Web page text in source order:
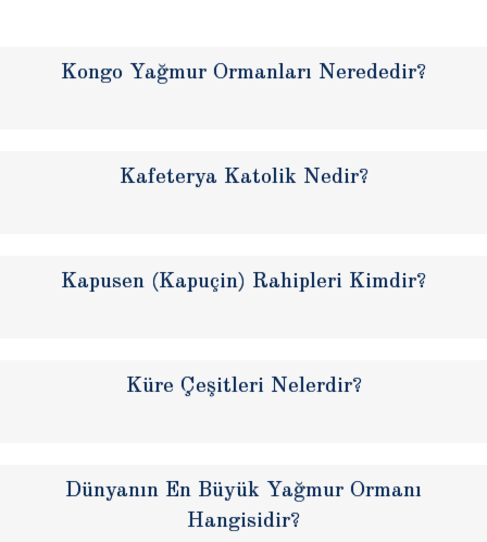
Kongo Yağmur Ormanları Nerededir?
Kafeterya Katolik Nedir?
Kapusen (Kapuçin) Rahipleri Kimdir?
Küre Çeşitleri Nelerdir?
Dünyanın En Büyük Yağmur Ormanı
Hangisidir?